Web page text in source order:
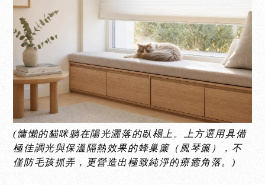
(慵懶的貓咪躺在陽光灑落的臥榻上。上方選用具備
極佳調光與保溫隔熱效果的蜂巢簾（風琴簾），不
僅防毛孩抓弄，更營造出極致純淨的療癒角落。)